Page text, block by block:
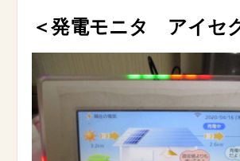
＜発電モニタ アイセ